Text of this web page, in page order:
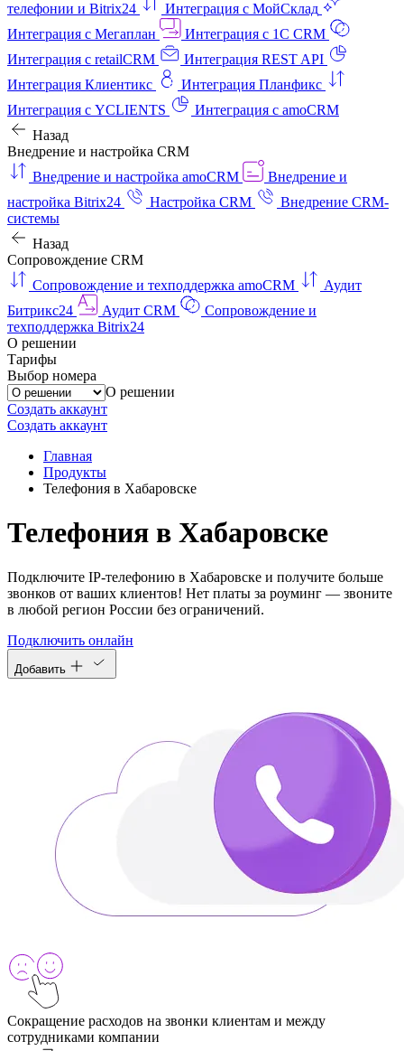
телефонии и Bitrix24
Интеграция с МойСклад
Интеграция с Мегаплан
Интеграция с 1C CRM
Интеграция с retailCRM
Интеграция REST API
Интеграция Клиентикс
Интеграция Планфикс
Интеграция с YCLIENTS
Интеграция с amoCRM
Назад
Внедрение и настройка CRM
Внедрение и настройка amoCRM
Внедрение и
настройка Bitrix24
Настройка CRM
Внедрение CRM-
системы
Назад
Сопровождение CRM
Сопровождение и техподдержка amoCRM
Аудит
Битрикс24
Аудит CRM
Сопровождение и
техподдержка Bitrix24
О решении
Тарифы
Выбор номера
О решении
Создать аккаунт
Создать аккаунт
Главная
Продукты
Телефония в Хабаровске
Телефония в Хабаровске
Подключите IP-телефонию в Хабаровске и получите больше
звонков от ваших клиентов! Нет платы за роуминг — звоните
в любой регион России без ограничений.
Подключить онлайн
Добавить
Сокращение расходов на звонки клиентам и между
сотрудниками компании